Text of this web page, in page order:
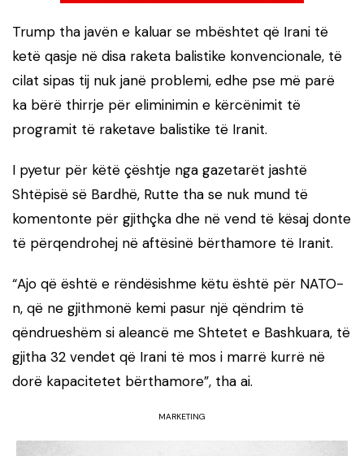
Trump tha javën e kaluar se mbështet që Irani të
ketë qasje në disa raketa balistike konvencionale, të
cilat sipas tij nuk janë problemi, edhe pse më parë
ka bërë thirrje për eliminimin e kërcënimit të
programit të raketave balistike të Iranit.
I pyetur për këtë çështje nga gazetarët jashtë
Shtëpisë së Bardhë, Rutte tha se nuk mund të
komentonte për gjithçka dhe në vend të kësaj donte
të përqendrohej në aftësinë bërthamore të Iranit.
“Ajo që është e rëndësishme këtu është për NATO-
n, që ne gjithmonë kemi pasur një qëndrim të
qëndrueshëm si aleancë me Shtetet e Bashkuara, të
gjitha 32 vendet që Irani të mos i marrë kurrë në
dorë kapacitetet bërthamore”, tha ai.
MARKETING